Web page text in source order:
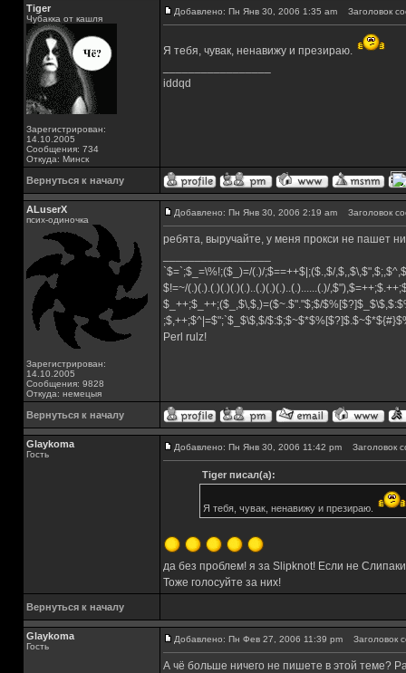
Tiger
Чубакка от кашля
Зарегистрирован:
14.10.2005
Сообщения: 734
Откуда: Минск
Добавлено: Пн Янв 30, 2006 1:35 am Заголовок
Я тебя, чувак, ненавижу и презираю.
iddqd
Вернуться к началу
ALuserX
псих-одиночка
Зарегистрирован:
14.10.2005
Сообщения: 9828
Откуда: немецыя
Добавлено: Пн Янв 30, 2006 2:19 am Заголовок
ребята, выручайте, у меня прокси не пашет
`$=`;$_=\%!;($_)=/(.)/;$==++$|;($.,$/
$!=~/(.)(.).(.)(.)(.)(.)..(.)(.)(.)..(.)......(.)/
$_++;$_++;($_,$\,$,)=($~.$"."$;$/
;$,++;$^|=$";`$_$\$,$/
Perl rulz!
Вернуться к началу
Glaykoma
Гость
Добавлено: Пн Янв 30, 2006 11:42 pm Заголовок
Tiger писал(а):
Я тебя, чувак, ненавижу и презираю.
да без проблем! я за Slipknot! Если не
Тоже голосуйте за них!
Вернуться к началу
Glaykoma
Гость
Добавлено: Пн Фев 27, 2006 11:39 pm Заголовок
А чё больше ничего не пишете в этой теме?